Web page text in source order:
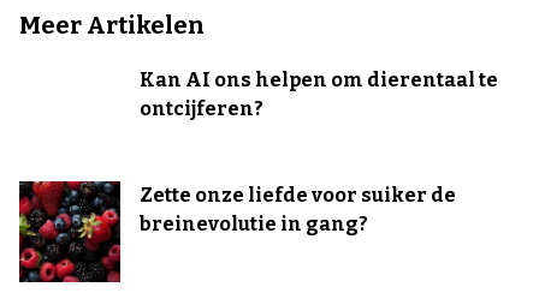
Meer Artikelen
Kan AI ons helpen om dierentaal te
ontcijferen?
Zette onze liefde voor suiker de
breinevolutie in gang?